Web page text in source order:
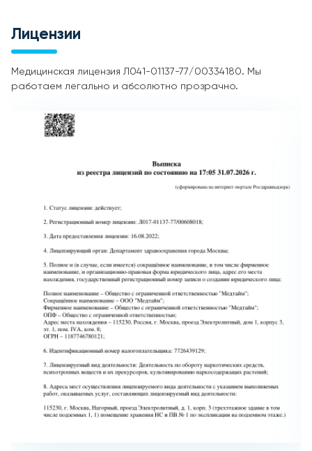
Лицензии
Медицинская лицензия Л041-01137-77/00334180. Мы
работаем легально и абсолютно прозрачно.